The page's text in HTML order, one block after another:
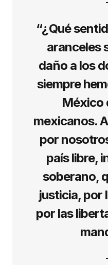
“¿Qué
aranceles
daño a los
siempre
México
mexicanos.
por
país libre,
soberano,
justicia, por
por las